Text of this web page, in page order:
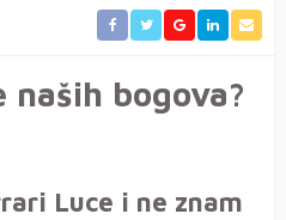
naših bogova?
Luce i ne znam